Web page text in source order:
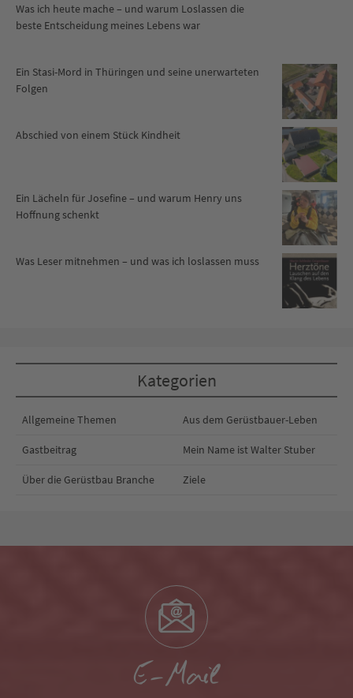
Was ich heute mache – und warum Loslassen die
beste Entscheidung meines Lebens war
Ein Stasi-Mord in Thüringen und seine unerwarteten
Folgen
Abschied von einem Stück Kindheit
Ein Lächeln für Josefine – und warum Henry uns
Hoffnung schenkt
Was Leser mitnehmen – und was ich loslassen muss
Kategorien
Allgemeine Themen Aus dem Gerüstbauer-Leben
Gastbeitrag Mein Name ist Walter Stuber
Über die Gerüstbau Branche Ziele
E-Mail